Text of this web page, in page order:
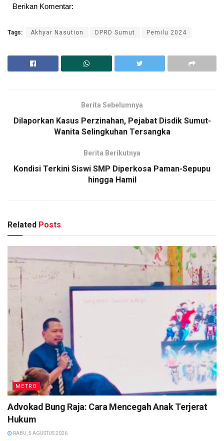
Berikan Komentar:
Tags: Akhyar Nasution DPRD Sumut Pemilu 2024
Berita Sebelumnya
Dilaporkan Kasus Perzinahan, Pejabat Disdik Sumut-
Wanita Selingkuhan Tersangka
Berita Berikutnya
Kondisi Terkini Siswi SMP Diperkosa Paman-Sepupu
hingga Hamil
Related Posts
METRO
Advokad Bung Raja: Cara Mencegah Anak Terjerat
Hukum
RABU, 5 AGUSTUS 2026